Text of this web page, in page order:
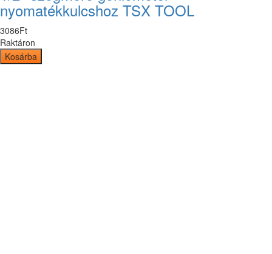
nyomatékkulcshoz TSX TOOL
3086Ft
Raktáron
Kosárba